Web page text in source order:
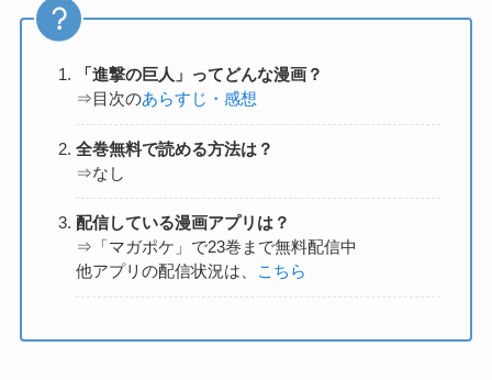
「進撃の巨人 」ってどんな漫画？
⇒目次のあらすじ・感想
全巻無料で読める方法は？
⇒なし
配信している漫画アプリは？
⇒「マガポケ」で23巻まで無料配信中
他アプリの配信状況は、
こちら